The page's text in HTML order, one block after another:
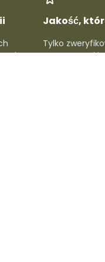
Jakość,
Tylko
topowe marki